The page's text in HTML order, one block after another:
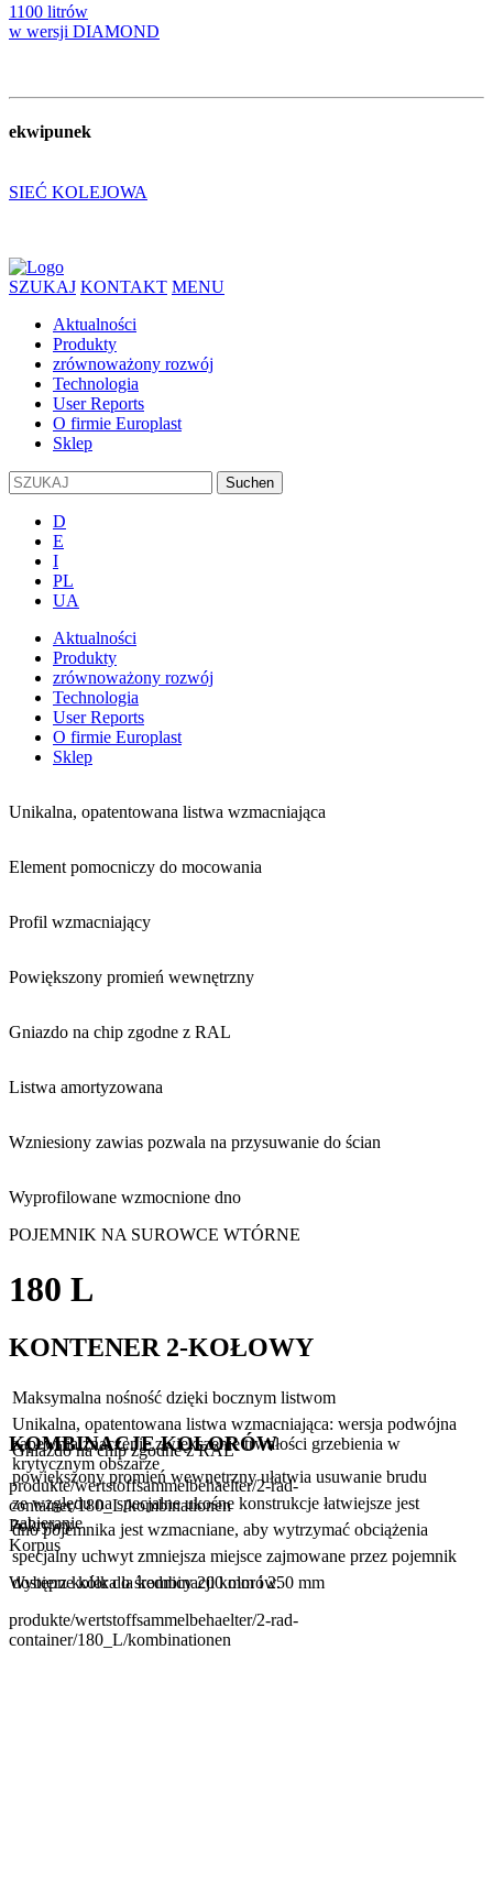
1100 litrów
w wersji DIAMOND
ekwipunek
SIEĆ KOLEJOWA
SZUKAJ KONTAKT MENU
Aktualności
Produkty
zrównoważony rozwój
Technologia
User Reports
O firmie Europlast
Sklep
D
E
I
PL
UA
Aktualności
Produkty
zrównoważony rozwój
Technologia
User Reports
O firmie Europlast
Sklep
Unikalna, opatentowana listwa wzmacniająca
Element pomocniczy do mocowania
Profil wzmacniający
Powiększony promień wewnętrzny
Gniazdo na chip zgodne z RAL
Listwa amortyzowana
Wzniesiony zawias pozwala na przysuwanie do ścian
Wyprofilowane wzmocnione dno
POJEMNIK NA SUROWCE WTÓRNE
180 L
KONTENER 2-KOŁOWY
Maksymalna nośność dzięki bocznym listwom
Unikalna, opatentowana listwa wzmacniająca: wersja podwójna
zapewnia znaczenie zwiększenie trwałości grzebienia w
krytycznym obszarze
Gniazdo na chip zgodne z RAL
powiększony promień wewnętrzny ułatwia usuwanie brudu
ze względu na specjalne ukośne konstrukcje łatwiejsze jest
zabieranie
dno pojemnika jest wzmacniane, aby wytrzymać obciążenia
specjalny uchwyt zmniejsza miejsce zajmowane przez pojemnik
dostępne kółka o średnicy 200 mm i 250 mm
KOMBINACJE KOLORÓW
produkte/wertstoffsammelbehaelter/2-rad-
container/180_L/kombinationen
Pokrywy
Korpus
Wybierz kolor dla kombinacji kolorów.
produkte/wertstoffsammelbehaelter/2-rad-
container/180_L/kombinationen